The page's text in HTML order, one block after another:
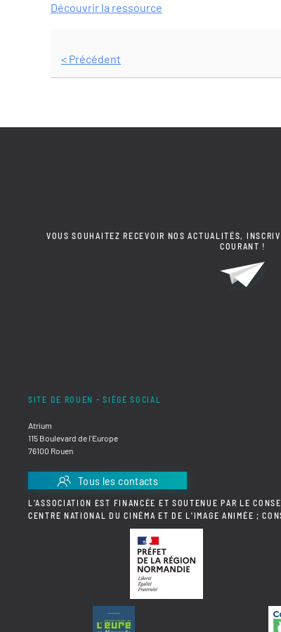
Découvrir la ressource
< Précédent
VOUS SOUHAITEZ RECEVOIR NOS ACTUALITÉS,
COURANT !
SITE DE ROUEN - SIÈGE SOCIAL
Atrium
115 Boulevard de l'Europe
76100 Rouen
Tous les contacts
L'ASSOCIATION EST FINANCÉE ET SOUTENUE PAR LE
CENTRE NATIONAL DU CINÉMA ET DE L'IMAGE ANIMÉE ;